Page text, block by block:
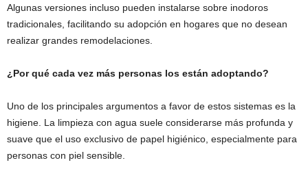
Algunas versiones incluso pueden instalarse sobre inodoros
tradicionales, facilitando su adopción en hogares que no desean
realizar grandes remodelaciones.
¿Por qué cada vez más personas los están adoptando?
Uno de los principales argumentos a favor de estos sistemas es la
higiene. La limpieza con agua suele considerarse más profunda y
suave que el uso exclusivo de papel higiénico, especialmente para
personas con piel sensible.